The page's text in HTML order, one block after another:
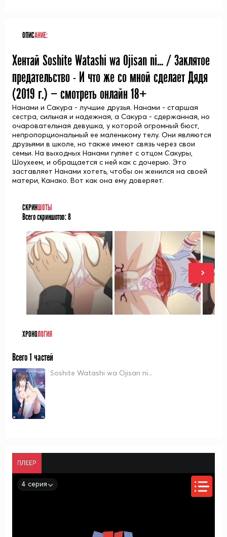
ОПИСАНИЕ:
Хентай Soshite Watashi wa Ojisan ni... / Заклятое
предательство - И что же со мной сделает Дядя
(2019 г.) — смотреть онлайн 18+
Нанами и Сакура - лучшие друзья. Нанами - старшая
сестра, сильная и надежная, а Сакура - сдержанная, но
очаровательная девушка, у которой огромный бюст,
непропорциональный ее маленькому телу. Они являются
друзьями в школе, но также имеют связь через свои
семьи. На выходных Нанами гуляет с отцом Сакуры,
Шоухеем, и обращается с ней как с дочерью. Это
заставляет Нанами хотеть, чтобы он женился на своей
матери, Канако. Вот как она ему доверяет.
СКРИН ШОТЫ
Всего скриншотов:8
ХРОНОЛОГИЯ
Всего 1 частей
Soshite Watashi wa Ojisan ni...
ПЛЕЕР
4 серия